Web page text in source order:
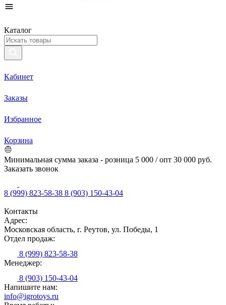
Каталог
Кабинет
Заказы
Избранное
Корзина
Минимальная сумма заказа - розница 5 000 / опт 30 000 руб.
Заказать звонок
8 (999) 823-58-38 8 (903) 150-43-04
Контакты
Адрес:
Московская область, г. Реутов, ул. Победы, 1
Отдел продаж:
8 (999) 823-58-38
Менеджер:
8 (903) 150-43-04
Напишите нам:
info@igrotoys.ru